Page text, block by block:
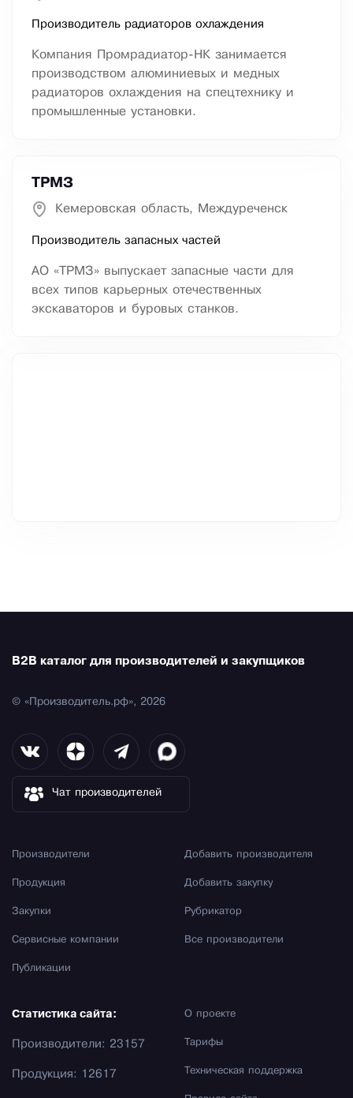
Производитель радиаторов охлаждения
Компания Промрадиатор-НК занимается
производством алюминиевых и медных
радиаторов охлаждения на спецтехнику и
промышленные установки.
ТРМЗ
Кемеровская область, Междуреченск
Производитель запасных частей
АО «ТРМЗ» выпускает запасные части для
всех типов карьерных отечественных
экскаваторов и буровых станков.
B2B каталог для производителей и закупщиков
© «Производитель.рф», 2026
Чат производителей
Производители
Продукция
Закупки
Сервисные компании
Публикации
Добавить производителя
Добавить закупку
Рубрикатор
Все производители
О проекте
Тарифы
Техническая поддержка
Статистика сайта:
Производители: 23157
Продукция: 12617